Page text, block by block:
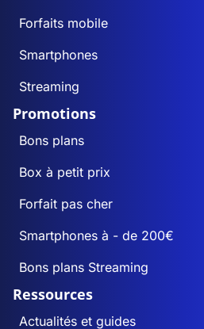
Forfaits mobile
Smartphones
Streaming
Promotions
Bons plans
Box à petit prix
Forfait pas cher
Smartphones à - de 200€
Bons plans Streaming
Ressources
Actualités et guides